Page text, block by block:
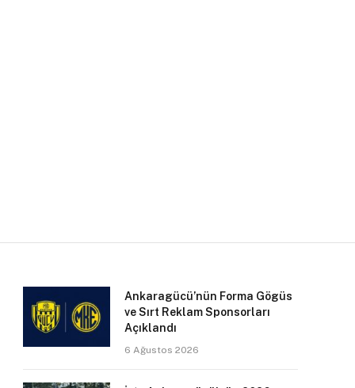
Ankaragücü’nün Forma Gögüs
ve Sırt Reklam Sponsorları
Açıklandı
6 Ağustos 2026